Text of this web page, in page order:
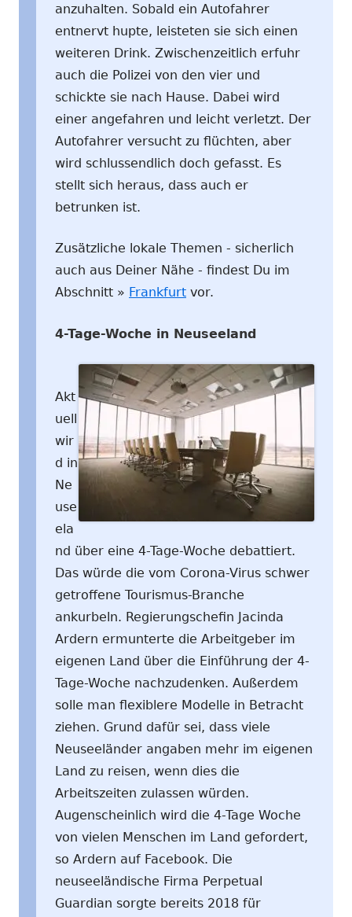
anzuhalten. Sobald ein Autofahrer
entnervt hupte, leisteten sie sich einen
weiteren Drink. Zwischenzeitlich erfuhr
auch die Polizei von den vier und
schickte sie nach Hause. Dabei wird
einer angefahren und leicht verletzt. Der
Autofahrer versucht zu flüchten, aber
wird schlussendlich doch gefasst. Es
stellt sich heraus, dass auch er
betrunken ist.
Zusätzliche lokale Themen - sicherlich
auch aus Deiner Nähe - findest Du im
Abschnitt » Frankfurt vor.
4-Tage-Woche in Neuseeland
Akt
uell
wir
d in
Ne
use
ela
nd über eine 4-Tage-Woche debattiert.
Das würde die vom Corona-Virus schwer
getroffene Tourismus-Branche
ankurbeln. Regierungschefin Jacinda
Ardern ermunterte die Arbeitgeber im
eigenen Land über die Einführung der 4-
Tage-Woche nachzudenken. Außerdem
solle man flexiblere Modelle in Betracht
ziehen. Grund dafür sei, dass viele
Neuseeländer angaben mehr im eigenen
Land zu reisen, wenn dies die
Arbeitszeiten zulassen würden.
Augenscheinlich wird die 4-Tage Woche
von vielen Menschen im Land gefordert,
so Ardern auf Facebook. Die
neuseeländische Firma Perpetual
Guardian sorgte bereits 2018 für